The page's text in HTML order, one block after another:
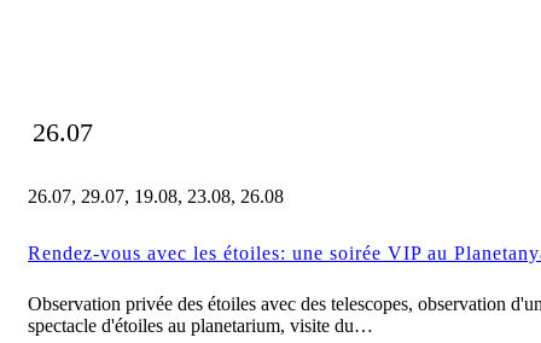
26.07, 29.07, 19.08, 23.08, 26.08
Rendez-vous avec les étoiles: une soirée VIP au
Observation privée des étoiles avec des telescopes, observation
spectacle d'étoiles au planetarium, visite du…
26.07